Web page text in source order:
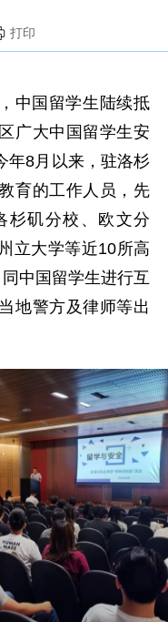
打印
中国留学生陆续抵
广大中国留学生安
年8月以来，驻洛杉
育的工作人员，先
杉矶分校、欧文分
立大学等近10所高
中国留学生进行互
地警方及律师等出